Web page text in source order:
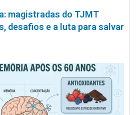
magistradas do TJMT
desafios e a luta para salvar